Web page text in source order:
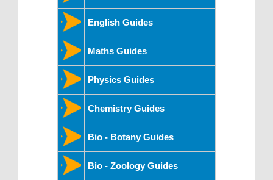
English Guides
Maths Guides
Physics Guides
Chemistry Guides
Bio - Botany Guides
Bio - Zoology Guides